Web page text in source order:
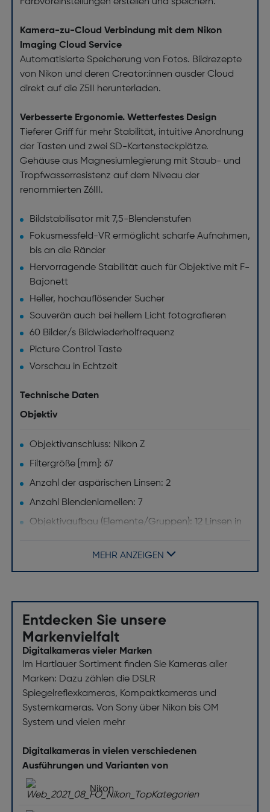
Kamera-zu-Cloud Verbindung mit dem Nikon
Imaging Cloud Service
Automatisierte Speicherung von Fotos. Bildrezepte
von Nikon und deren Creator:innen ausder Cloud
direkt auf die Z5II herunterladen.
Verbesserte Ergonomie. Wetterfestes Design
Tieferer Griff für mehr Stabilität, intuitive Anordnung
der Tasten und zwei SD-Kartensteckplätze.
Gehäuse aus Magnesiumlegierung mit Staub- und
Tropfwasserresistenz auf dem Niveau der
renommierten Z6III.
Bildstabilisator mit 7,5-Blendenstufen
Fokusmessfeld-VR ermöglicht scharfe Aufnahmen,
bis an die Ränder
Hervorragende Stabilität auch für Objektive mit F-
Bajonett
Heller, hochauflösender Sucher
Souverän auch bei hellem Licht fotografieren
60 Bilder/s Bildwiederholfrequenz
Picture Control Taste
Vorschau in Echtzeit
Technische Daten
Objektiv
Objektivanschluss: Nikon Z
Filtergröße [mm]: 67
Anzahl der aspärischen Linsen: 2
Anzahl Blendenlamellen: 7
Objektivaufbau (Elemente/Gruppen): 12 Linsen in
asphärischen Linsen)
Objektivtyp: Universal Zoom Objektiv
Befestigungstyp: Bajonett
Bildschirm
Bildschirmtyp: TFT LCD Monitor
Bildschirmdiagonale ["]: 3,2
Ausklappbarer Bildschirm: Ja
Dreh- und schwenkbarer Bildschirm: Ja
MEHR ANZEIGEN
Entdecken Sie unsere
Markenvielfalt
Digitalkameras vieler Marken
Im Hartlauer Sortiment finden Sie Kameras aller
Marken: Dazu zählen die DSLR
Spiegelreflexkameras, Kompaktkameras und
Systemkameras. Von Sony über Nikon bis OM
System und vielen mehr
Digitalkameras in vielen verschiedenen
Ausführungen und Varianten von
Nikon